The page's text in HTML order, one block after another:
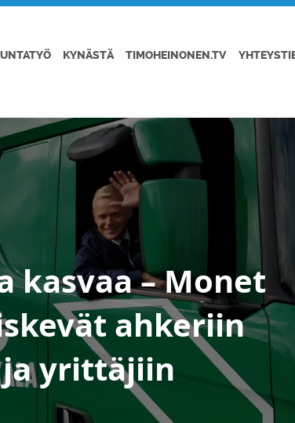
KYNÄSTÄ TIMOHEINONEN.TV
kasvaa – Monet
ahkeriin
yrittäjiin